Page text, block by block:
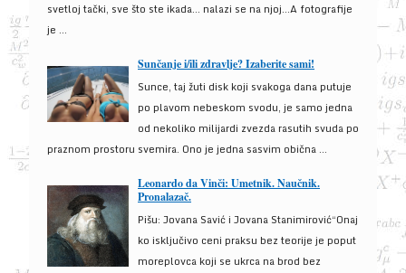
svetloj tački, sve što ste ikada… nalazi se na njoj…A fotografije
je ...
Sunčanje i/ili zdravlje? Izaberite sami!
Sunce, taj žuti disk koji svakoga dana putuje
po plavom nebeskom svodu, je samo jedna
od nekoliko milijardi zvezda rasutih svuda po
praznom prostoru svemira. Ono je jedna sasvim obična ...
Leonardo da Vinči: Umetnik. Naučnik.
Pronalazač.
Pišu: Jovana Savić i Jovana Stanimirović“Onaj
ko isključivo ceni praksu bez teorije je poput
moreplovca koji se ukrca na brod bez